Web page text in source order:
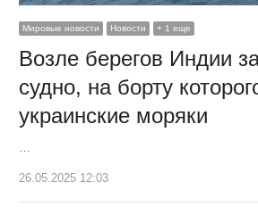
Мировые новости Новости + 1 еще
Возле берегов Индии
судно, на борту
украинские моряки
26.05.2025 12:03